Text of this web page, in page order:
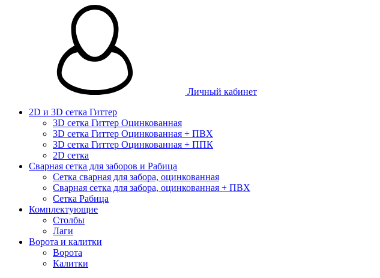
Личный кабинет
2D и 3D сетка Гиттер
3D сетка Гиттер Оцинкованная
3D сетка Гиттер Оцинкованная + ПВХ
3D сетка Гиттер Оцинкованная + ППК
2D сетка
Сварная сетка для заборов и Рабица
Сетка сварная для забора, оцинкованная
Сварная сетка для забора, оцинкованная + ПВХ
Сетка Рабица
Комплектующие
Столбы
Лаги
Ворота и калитки
Ворота
Калитки